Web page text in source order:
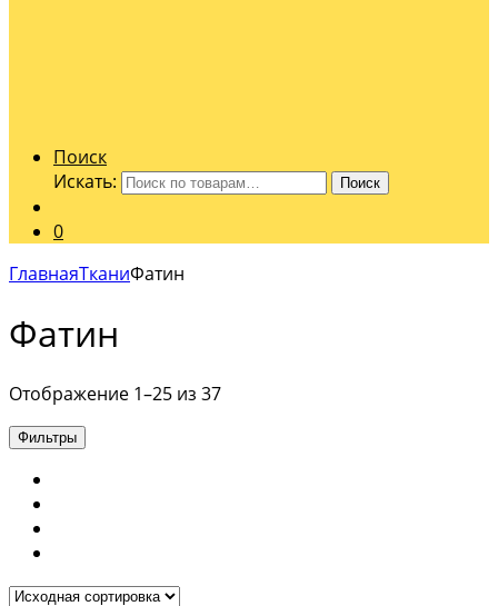
Поиск
Искать:
Поиск
0
ГлавнаяТканиФатин
Фатин
Отображение 1–25 из 37
Фильтры